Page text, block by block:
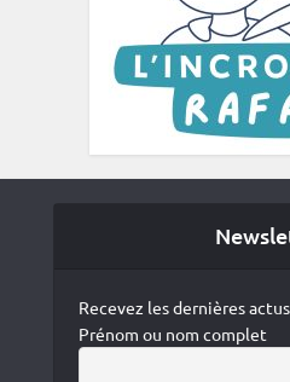
Recevez les dernières
Prénom ou nom complet